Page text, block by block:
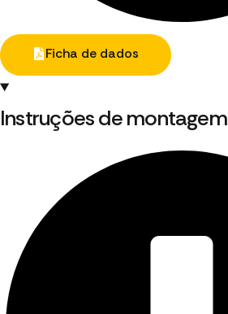
Ficha de dados
Instruções de montagem